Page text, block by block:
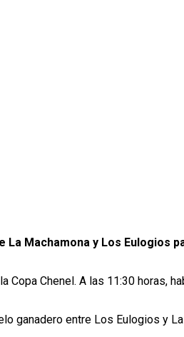
Machamona y Los Eulogios
Chenel. A las 11:30 horas,
ganadero entre Los Eulogios y La